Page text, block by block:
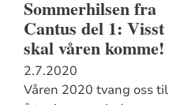
Sommerhilsen fra
Cantus del 1: Visst
skal våren komme!
2.7.2020
Våren 2020 tvang oss til